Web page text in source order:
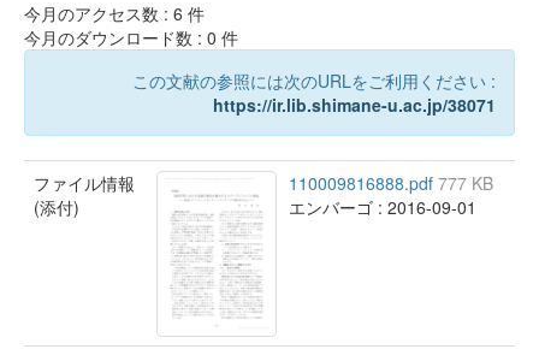
今月のアクセス数 : 6 件
今月のダウンロード数 : 0 件
この文献の参照には次のURLをご利用ください :
https://ir.lib.shimane-u.ac.jp/38071
ファイル情報
(添付)
110009816888.pdf 777 KB
エンバーゴ : 2016-09-01